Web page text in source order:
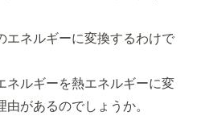
エネルギーに変換するわけで
ネルギーを熱エネルギーに変
があるのでしょうか。